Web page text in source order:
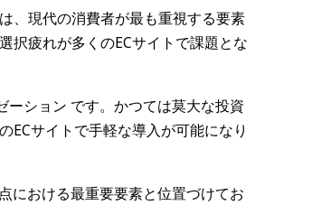
、現代の消費者が最も重視する要素
択疲れが多くのECサイトで課題とな
ーション です。かつては莫大な投資
ECサイトで手軽な導入が可能になり
における最重要要素と位置づけてお